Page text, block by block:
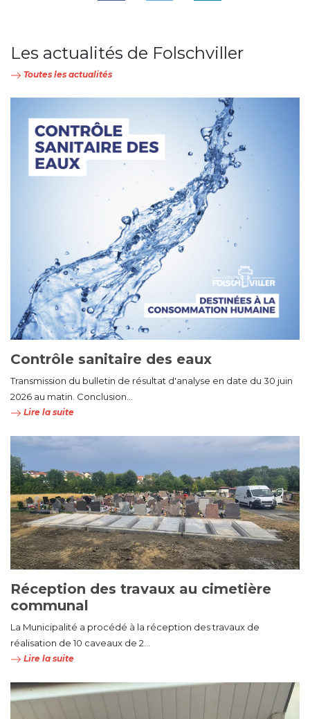
Les actualités de Folschviller
Toutes les actualités
Contrôle sanitaire des eaux
Transmission du bulletin de résultat d'analyse en date du 30 juin
2026 au matin. Conclusion...
Lire la suite
Réception des travaux au cimetière
communal
La Municipalité a procédé à la réception des travaux de
réalisation de 10 caveaux de 2...
Lire la suite